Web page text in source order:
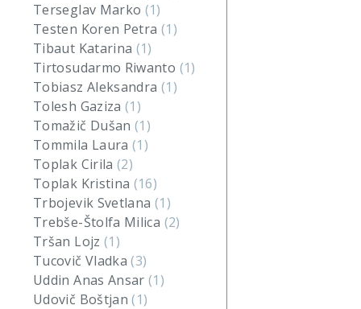
Terseglav Marko (1)
Testen Koren Petra (1)
Tibaut Katarina (1)
Tirtosudarmo Riwanto (1)
Tobiasz Aleksandra (1)
Tolesh Gaziza(1)
Tomažič Dušan(1)
Tommila Laura(1)
Toplak Cirila(2)
Toplak Kristina (16)
Trbojevik Svetlana (1)
Trebše-Štolfa Milica (2)
Tršan Lojz (1)
Tucovič Vladka(3)
Uddin Anas Ansar(1)
Udovič Boštjan(1)